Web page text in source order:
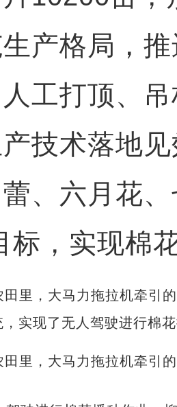
产格局，
工打顶、
技术落地
、六月花
标，实现棉
田里，大马力拖拉机牵引